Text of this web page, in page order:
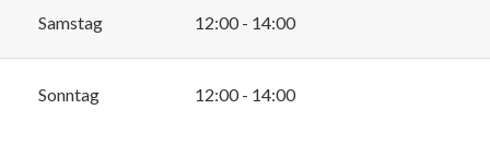
Samstag 12:00 - 14:00
Sonntag 12:00 - 14:00